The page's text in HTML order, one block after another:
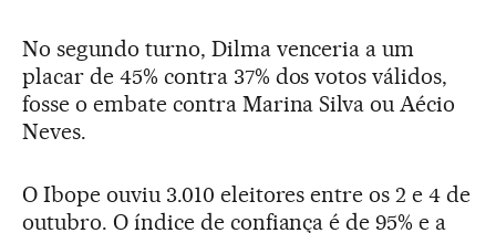
No segundo turno, Dilma venceria a um
placar de 45% contra 37% dos votos válidos,
fosse o embate contra Marina Silva ou Aécio
Neves.
O Ibope ouviu 3.010 eleitores entre os 2 e 4 de
outubro. O índice de confiança é de 95% e a